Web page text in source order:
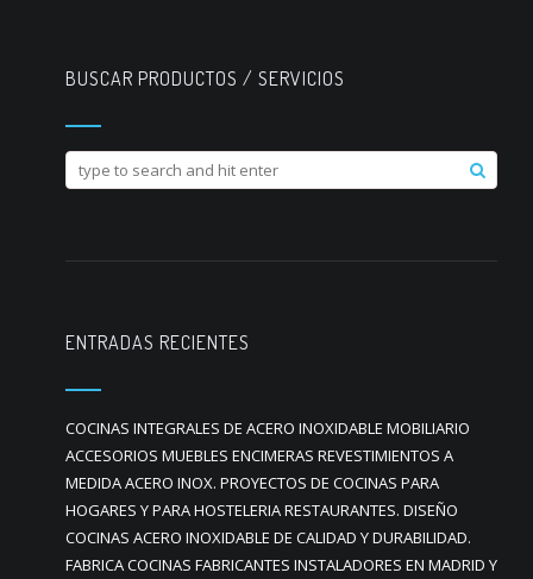
BUSCAR PRODUCTOS / SERVICIOS
ENTRADAS RECIENTES
COCINAS INTEGRALES DE ACERO INOXIDABLE MOBILIARIO
ACCESORIOS MUEBLES ENCIMERAS REVESTIMIENTOS A
MEDIDA ACERO INOX. PROYECTOS DE COCINAS PARA
HOGARES Y PARA HOSTELERIA RESTAURANTES. DISEÑO
COCINAS ACERO INOXIDABLE DE CALIDAD Y DURABILIDAD.
FABRICA COCINAS FABRICANTES INSTALADORES EN MADRID Y